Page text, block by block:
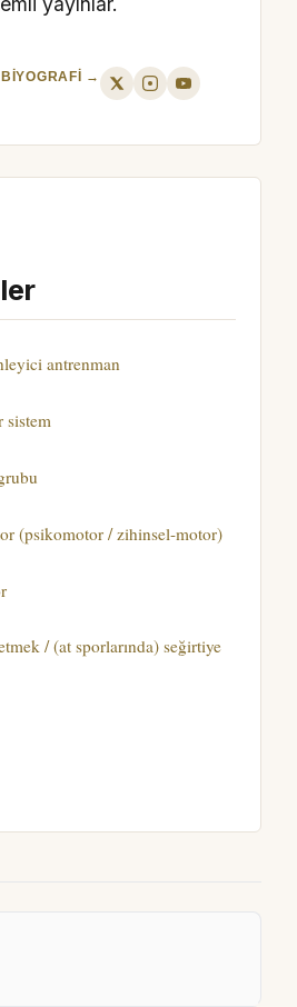
→
antrenman
(psikomotor / zihinsel-motor)
/ (at sporlarında) seğirtiye